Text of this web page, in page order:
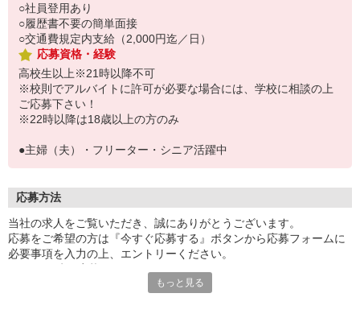
○社員登用あり
○履歴書不要の簡単面接
○交通費規定内支給（2,000円迄／日）
応募資格・経験
高校生以上※21時以降不可
※校則でアルバイトに許可が必要な場合には、学校に相談の上
ご応募下さい！
※22時以降は18歳以上の方のみ
●主婦（夫）・フリーター・シニア活躍中
応募方法
当社の求人をご覧いただき、誠にありがとうございます。
応募をご希望の方は『今すぐ応募する』ボタンから応募フォームに
必要事項を入力の上、エントリーください。
もっと見る